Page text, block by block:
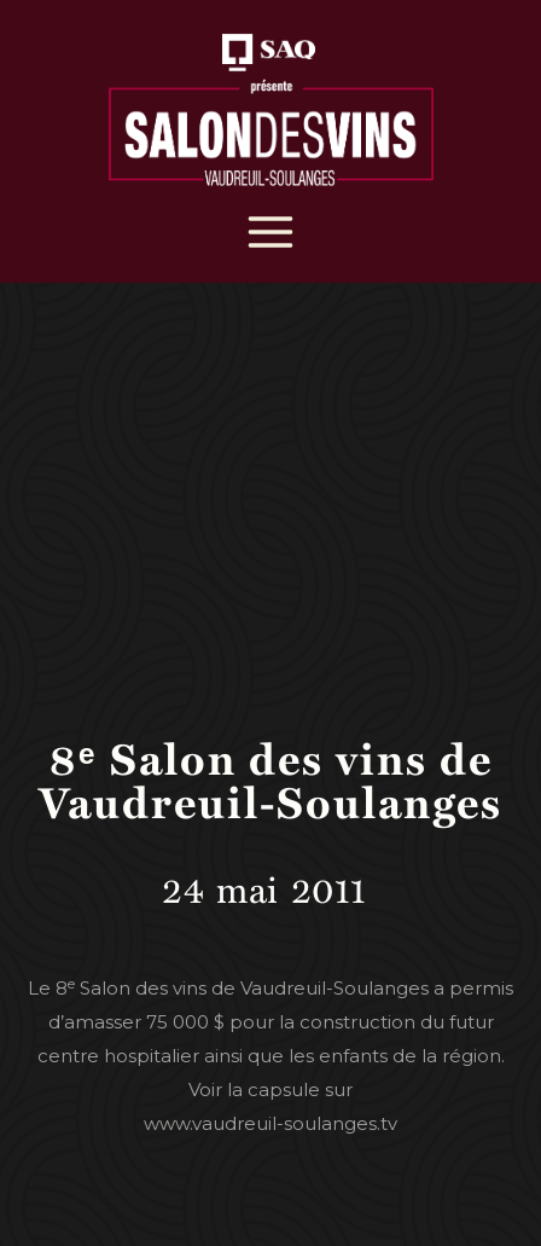
8ᵉ Salon des vins de
Vaudreuil-Soulanges
24 mai 2011
Le 8e Salon des vins de Vaudreuil-Soulanges a permis
d’amasser 75 000 $ pour la construction du futur
centre hospitalier ainsi que les enfants de la région.
Voir la capsule sur
www.vaudreuil-soulanges.tv